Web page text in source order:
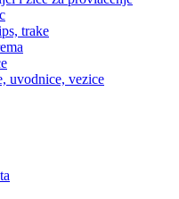
trake
uvodnice, vezice